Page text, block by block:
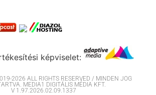
képviselet:
2026 ALL RIGHTS RESERVED / MINDEN JOG
MEDIA1 DIGITÁLIS MÉDIA KFT.
V 1.97.2026.02.09.1337